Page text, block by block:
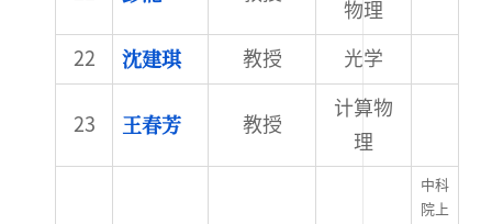
物理
沈建琪 教授 光学
王春芳 教授
计算物
理
中科
院上